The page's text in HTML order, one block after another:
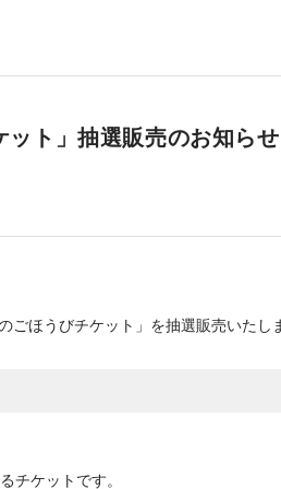
ト」抽選販売のお知らせ
ほうびチケット」を抽選販売いたし
チケットです。